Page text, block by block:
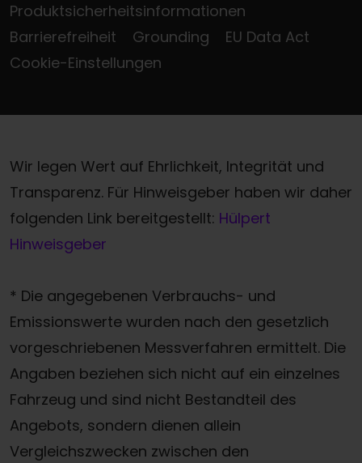
Produktsicherheitsinformationen
Barrierefreiheit
Grounding
EU Data Act
Cookie-Einstellungen
Wir legen Wert auf Ehrlichkeit, Integrität und
Transparenz. Für Hinweisgeber haben wir daher
folgenden Link bereitgestellt: Hülpert
Hinweisgeber
* Die angegebenen Verbrauchs- und
Emissionswerte wurden nach den gesetzlich
vorgeschriebenen Messverfahren ermittelt. Die
Angaben beziehen sich nicht auf ein einzelnes
Fahrzeug und sind nicht Bestandteil des
Angebots, sondern dienen allein
Vergleichszwecken zwischen den